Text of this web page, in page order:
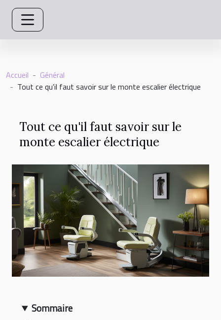
Accueil
Général
Tout ce qu'il faut savoir sur le monte escalier électrique
Tout ce qu'il faut savoir sur le
monte escalier électrique
Sommaire